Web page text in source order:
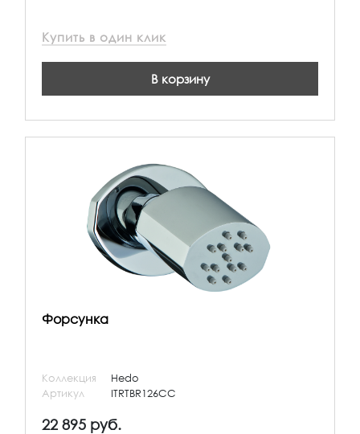
Купить в один клик
В корзину
Форсунка
Коллекция
Hedo
Артикул
ITRTBR126CC
22 895 руб.